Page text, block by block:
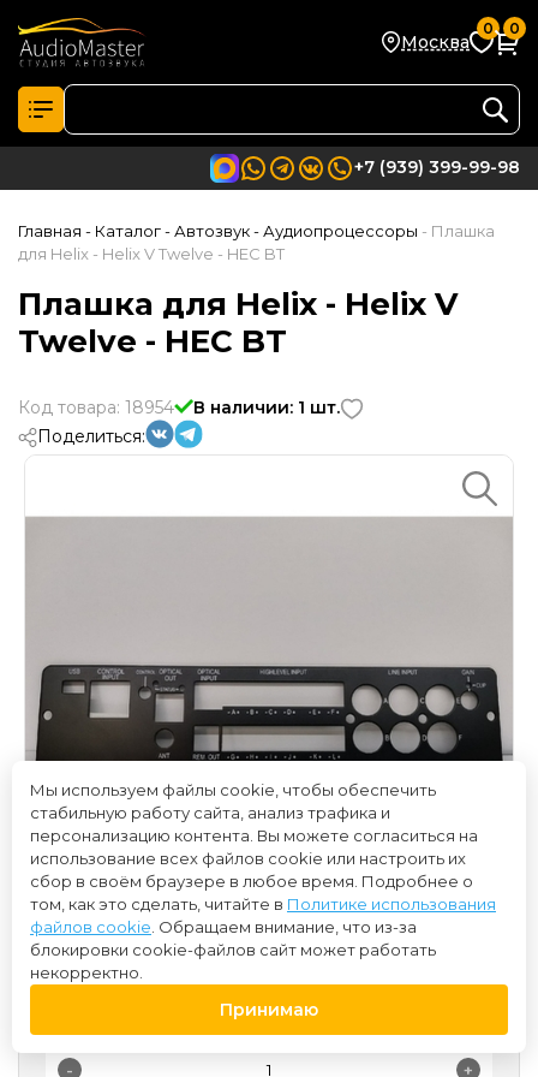
Москва
0 0
+7 (939) 399-99-98
Главная - Каталог- Автозвук- Аудиопроцессоры - Плашка
для Helix - Helix V Twelve - HEC BT
Плашка для Helix - Helix V
Twelve - HEC BT
Код товара: 18954
В наличии: 1 шт.
Поделиться:
- +
Мы используем файлы cookie, чтобы обеспечить
стабильную работу сайта, анализ трафика и
персонализацию контента. Вы можете согласиться на
использование всех файлов cookie или настроить их
сбор в своём браузере в любое время. Подробнее о
том, как это сделать, читайте в Политике использования
файлов cookie . Обращаем внимание, что из-за
блокировки cookie-файлов сайт может работать
некорректно.
Принимаю